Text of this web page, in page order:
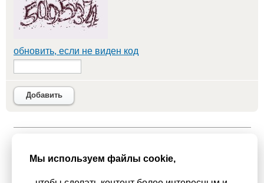
обновить, если не виден код
Добавить
Вас это не устраивает, пожалуйста, покиньте сайт.
Мы используем файлы cookie,